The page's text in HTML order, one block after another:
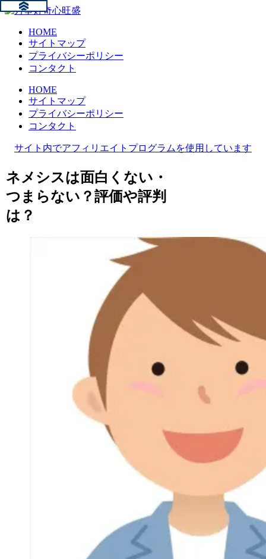
HOME
サイトマップ
プライバシーポリシー
コンタクト
HOME
サイトマップ
プライバシーポリシー
コンタクト
サイト内でアフィリエイトプログラムを使用しています
ネメシスは面白くない・
つまらない？評価や評判
は？